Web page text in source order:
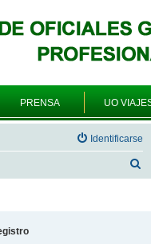
PRENSA UO
Identificarse